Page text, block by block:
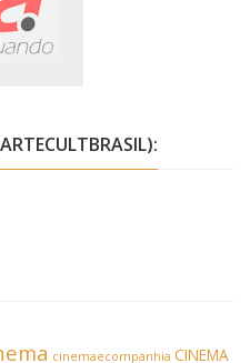
cinemaecompanhia CINEMA